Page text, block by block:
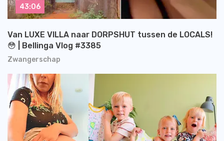
Zwangerschap
Van LUXE VILLA naar DORPSHUT tussen de LOCALS!
😳 | Bellinga Vlog #3385
43:06